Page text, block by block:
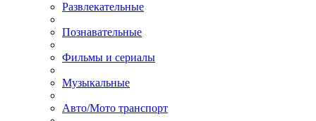
Развлекательные
Познавательные
Фильмы и сериалы
Музыкальные
Авто/Мото транспорт